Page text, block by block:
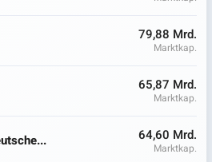
79,88 Mrd.
Marktkap.
65,87 Mrd.
Marktkap.
64,60 Mrd.
Marktkap.